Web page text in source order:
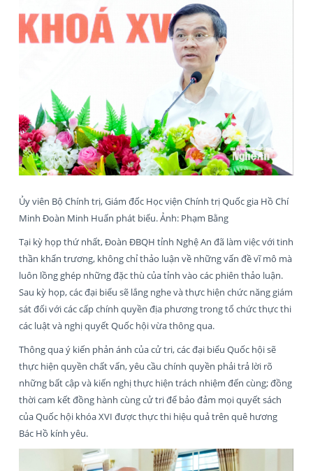
Ủy viên Bộ Chính trị, Giám đốc Học viện Chính trị Quốc gia Hồ Chí
Minh Đoàn Minh Huấn phát biểu. Ảnh: Phạm Bằng
Tại kỳ họp thứ nhất, Đoàn ĐBQH tỉnh Nghệ An đã làm việc với tinh
thần khẩn trương, không chỉ thảo luận về những vấn đề vĩ mô mà
luôn lồng ghép những đặc thù của tỉnh vào các phiên thảo luận.
Sau kỳ họp, các đại biểu sẽ lắng nghe và thực hiện chức năng giám
sát đối với các cấp chính quyền địa phương trong tổ chức thực thi
các luật và nghị quyết Quốc hội vừa thông qua.
Thông qua ý kiến phản ánh của cử tri, các đại biểu Quốc hội sẽ
thực hiện quyền chất vấn, yêu cầu chính quyền phải trả lời rõ
những bất cập và kiến nghị thực hiện trách nhiệm đến cùng; đồng
thời cam kết đồng hành cùng cử tri để bảo đảm mọi quyết sách
của Quốc hội khóa XVI được thực thi hiệu quả trên quê hương
Bác Hồ kính yêu.